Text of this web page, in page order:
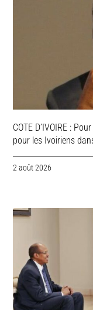
COTE D’IVOIRE :
pour les Ivoiriens
2 août 2026